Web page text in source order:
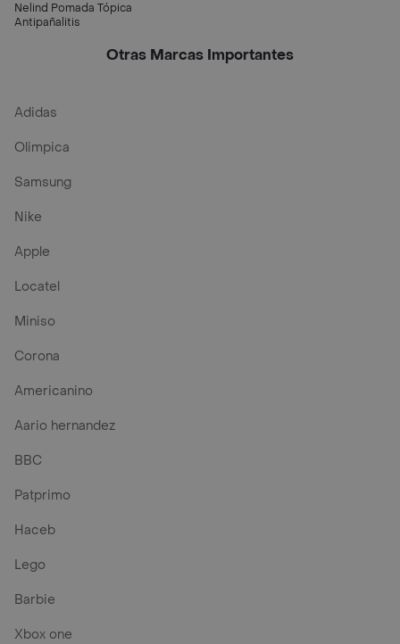
Nelind Pomada Tópica
Antipañalitis
Otras Marcas Importantes
Adidas
Olimpica
Samsung
Nike
Apple
Locatel
Miniso
Corona
Americanino
Aario hernandez
BBC
Patprimo
Haceb
Lego
Barbie
Xbox one